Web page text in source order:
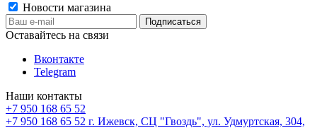
Новости магазина
Оставайтесь на связи
Вконтакте
Telegram
Наши контакты
+7 950 168 65 52
+7 950 168 65 52 г. Ижевск, СЦ "Гвоздь", ул. Удмуртская, 304,